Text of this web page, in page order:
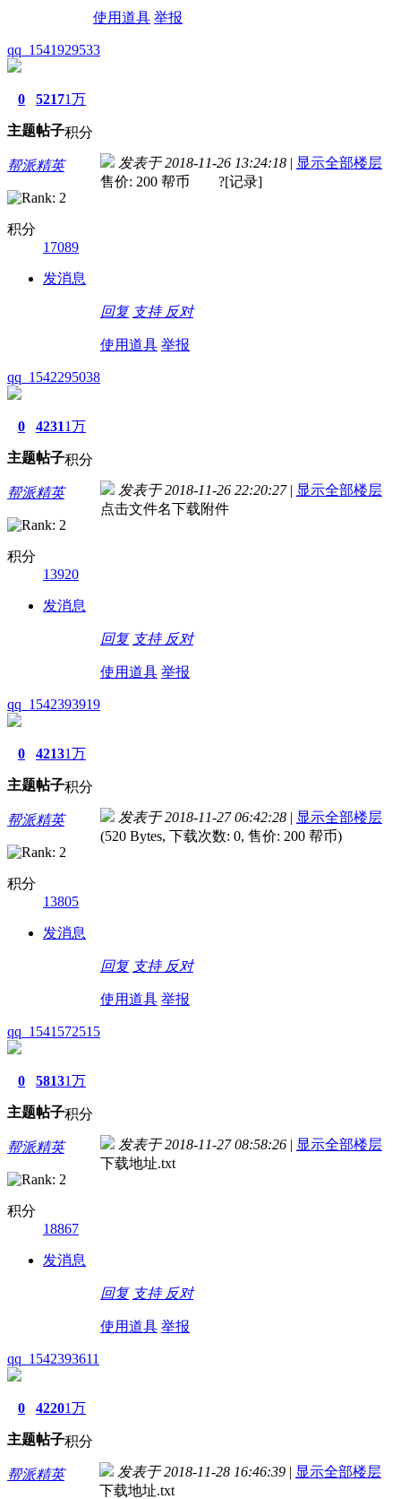
使用道具 举报
qq_1541929533
0
主题
5217
帖子
1万
积分
帮派精英
积分
17089
发消息
发表于 2018-11-26 13:24:18 | 显示全部楼层
售价: 200 帮币 ?[记录]
回复 支持 反对
使用道具 举报
qq_1542295038
0
主题
4231
帖子
1万
积分
帮派精英
积分
13920
发消息
发表于 2018-11-26 22:20:27 | 显示全部楼层
点击文件名下载附件
回复 支持 反对
使用道具 举报
qq_1542393919
0
主题
4213
帖子
1万
积分
帮派精英
积分
13805
发消息
发表于 2018-11-27 06:42:28 | 显示全部楼层
(520 Bytes, 下载次数: 0, 售价: 200 帮币)
回复 支持 反对
使用道具 举报
qq_1541572515
0
主题
5813
帖子
1万
积分
帮派精英
积分
18867
发消息
发表于 2018-11-27 08:58:26 | 显示全部楼层
下载地址.txt
回复 支持 反对
使用道具 举报
qq_1542393611
0
主题
4220
帖子
1万
积分
帮派精英 发表于 2018-11-28 16:46:39 | 显示全部楼层
下载地址.txt